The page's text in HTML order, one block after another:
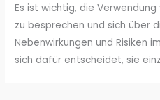
Es ist wichtig, die
zu besprechen und sich über
Nebenwirkungen und Risiken
sich dafür entscheidet, sie